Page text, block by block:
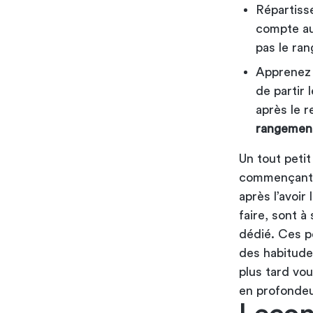
compte
pas le
de partir
après le
Un tout
après l’avoir
faire, sont à
dédié. Ces
des
plus tard
en